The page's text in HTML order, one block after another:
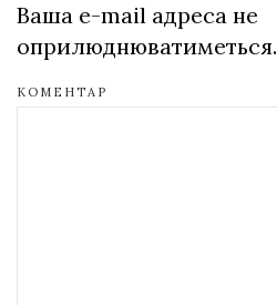
Ваша e-mail адреса не
оприлюднюватиметься.
КОМЕНТАР